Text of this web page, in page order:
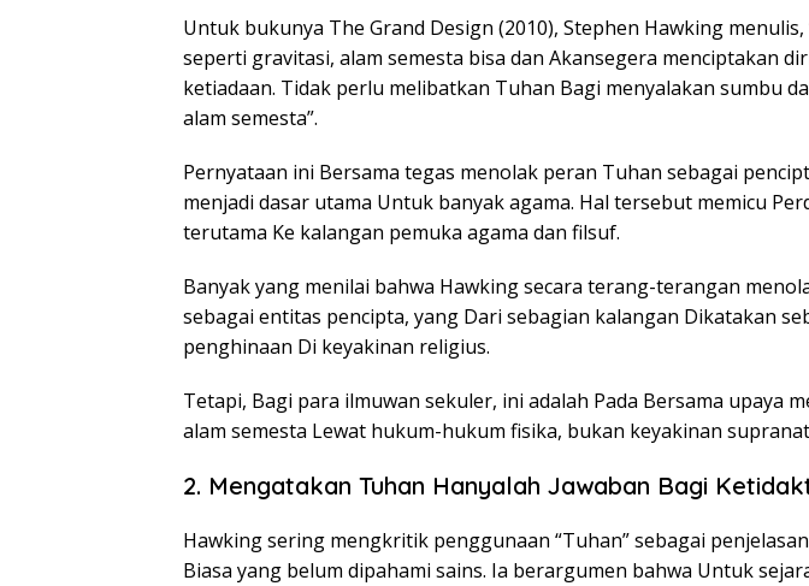
Untuk bukunya The Grand Design (2010), Stephen Hawking menulis,
seperti gravitasi, alam semesta bisa dan Akansegera menciptakan
ketiadaan. Tidak perlu melibatkan Tuhan Bagi menyalakan sumbu
alam semesta”.
Pernyataan ini Bersama tegas menolak peran Tuhan sebagai
menjadi dasar utama Untuk banyak agama. Hal tersebut memicu
terutama Ke kalangan pemuka agama dan filsuf.
Banyak yang menilai bahwa Hawking secara terang-terangan
sebagai entitas pencipta, yang Dari sebagian kalangan Dikatakan
penghinaan Di keyakinan religius.
Tetapi, Bagi para ilmuwan sekuler, ini adalah Pada Bersama upaya
alam semesta Lewat hukum-hukum fisika, bukan keyakinan
2. Mengatakan Tuhan Hanyalah Jawaban Bagi
Hawking sering mengkritik penggunaan “Tuhan” sebagai
Biasa yang belum dipahami sains. Ia berargumen bahwa Untuk